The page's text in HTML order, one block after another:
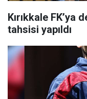
Kırıkkale FK’ya
tahsisi yapıldı